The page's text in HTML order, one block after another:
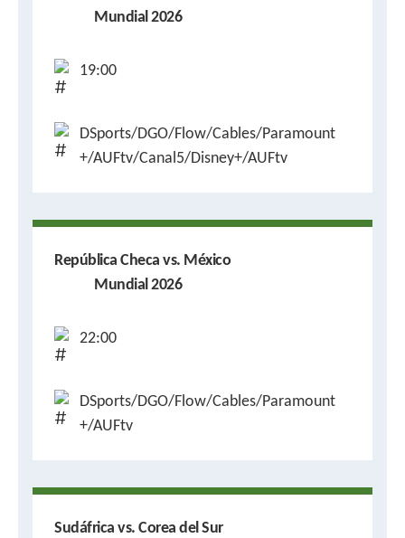
Mundial 2026
19:00
DSports/DGO/Flow/Cables/Paramount
+/AUFtv/Canal5/Disney+/AUFtv
República Checa vs. México
Mundial 2026
22:00
DSports/DGO/Flow/Cables/Paramount
+/AUFtv
Sudáfrica vs. Corea del Sur